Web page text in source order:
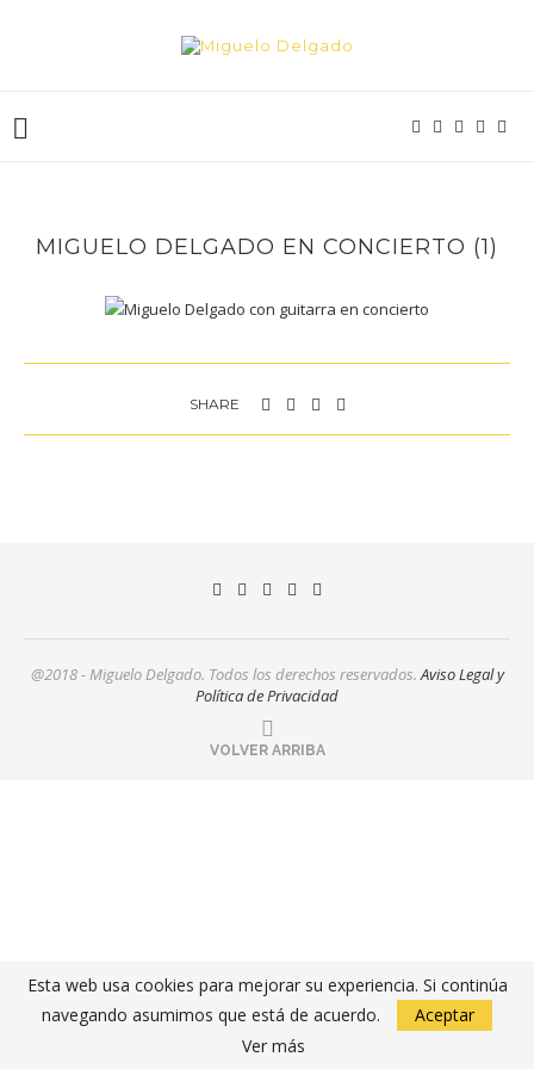
MIGUELO DELGADO EN CONCIERTO (1)
SHARE
@2018 - Miguelo Delgado. Todos los derechos reservados.Aviso Legal y
Política de Privacidad
VOLVER ARRIBA
Esta web usa cookies para mejorar su experiencia. Si continúa
navegando asumimos que está de acuerdo.
Aceptar
Ver más